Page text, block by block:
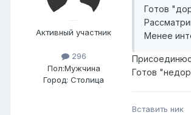
Активный участник
296
Пол:Мужчина
Город: Столица
Готов
Менее
Готов
Вставить ник